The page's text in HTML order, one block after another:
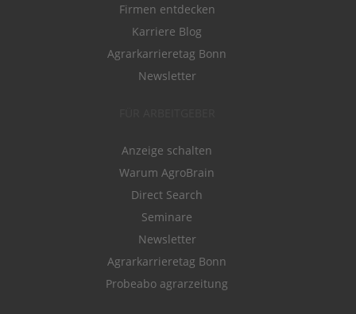
Firmen entdecken
Karriere Blog
Agrarkarrieretag Bonn
Newsletter
Anzeige schalten
Warum AgroBrain
Direct Search
Seminare
Newsletter
Agrarkarrieretag Bonn
Probeabo agrarzeitung